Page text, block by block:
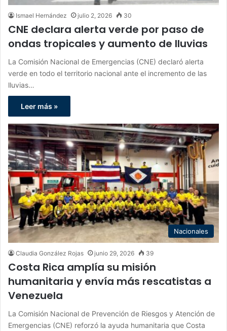
Ismael Hernández julio 2, 2026 30
CNE declara alerta verde por paso de
ondas tropicales y aumento de lluvias
La Comisión Nacional de Emergencias (CNE) declaró alerta
verde en todo el territorio nacional ante el incremento de las
lluvias…
Leer más »
Nacionales
Claudia González Rojas junio 29, 2026 39
Costa Rica amplía su misión
humanitaria y envía más rescatistas a
Venezuela
La Comisión Nacional de Prevención de Riesgos y Atención de
Emergencias (CNE) reforzó la ayuda humanitaria que Costa